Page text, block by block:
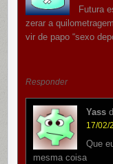
Futura
zerar a
vir de papo “sexo
Responder
Yass
17/02/
Que
mesma coisa